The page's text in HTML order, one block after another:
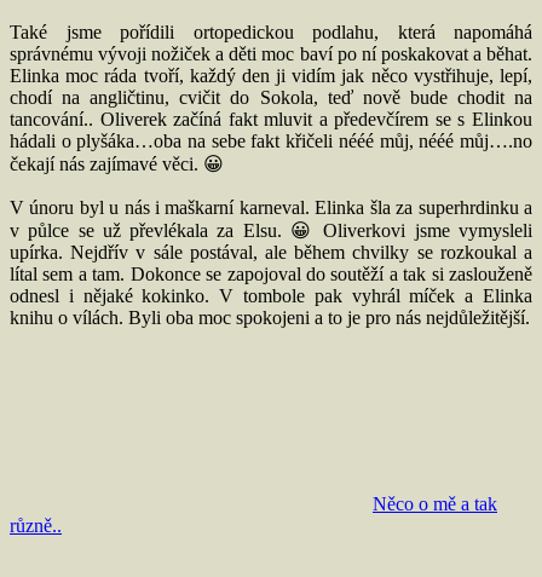
Také jsme pořídili ortopedickou podlahu, která napomáhá
správnému vývoji nožiček a děti moc baví po ní poskakovat a běhat.
Elinka moc ráda tvoří, každý den ji vidím jak něco vystřihuje, lepí,
chodí na angličtinu, cvičit do Sokola, teď nově bude chodit na
tancování.. Oliverek začíná fakt mluvit a předevčírem se s Elinkou
hádali o plyšáka…oba na sebe fakt křičeli nééé můj, nééé můj….no
čekají nás zajímavé věci. 😀
V únoru byl u nás i maškarní karneval. Elinka šla za superhrdinku a
v půlce se už převlékala za Elsu. 😀 Oliverkovi jsme vymysleli
upírka. Nejdřív v sále postával, ale během chvilky se rozkoukal a
lítal sem a tam. Dokonce se zapojoval do soutěží a tak si zaslouženě
odnesl i nějaké kokinko. V tombole pak vyhrál míček a Elinka
knihu o vílách. Byli oba moc spokojeni a to je pro nás nejdůležitější.
Něco o mě a tak
různě..